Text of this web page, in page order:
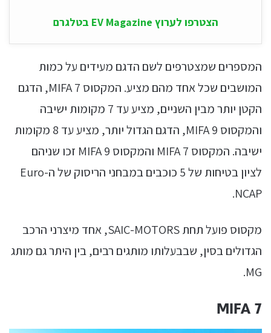
הצטרפו לערוץ EV Magazine בטלגרם
המספרים שמצטרפים לשם הדגם מעידים על כמות
המושבים שכל אחד מהם מציע. המקסוס MIFA 7, הדגם
הקטן יותר מבין השניים, מציע עד 7 מקומות ישיבה
והמקסוס MIFA 9, הדגם הגדול יותר, מציע עד 8 מקומות
ישיבה. המקסוס MIFA 7 והמקסוס MIFA 9 זכו שניהם
לציון בטיחות של 5 כוכבים במבחני הריסוק של ה-Euro
NCAP.
מקסוס פועל תחת SAIC-MOTORS, אחד מיצרני הרכב
הגדולים בסין, שבבעלותו מותגים רבים, בין היתר גם מותג
MG.
MIFA 7